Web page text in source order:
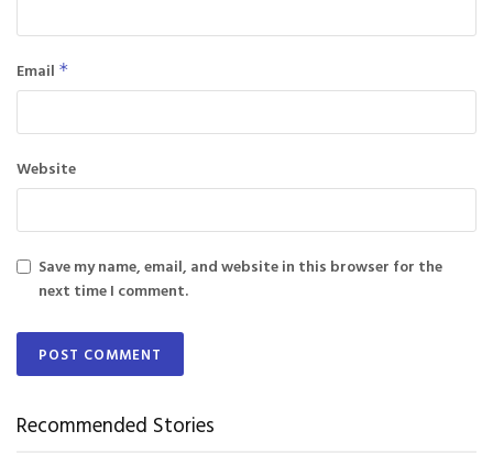
Email *
Website
Save my name, email, and website in this browser for the
next time I comment.
Recommended Stories